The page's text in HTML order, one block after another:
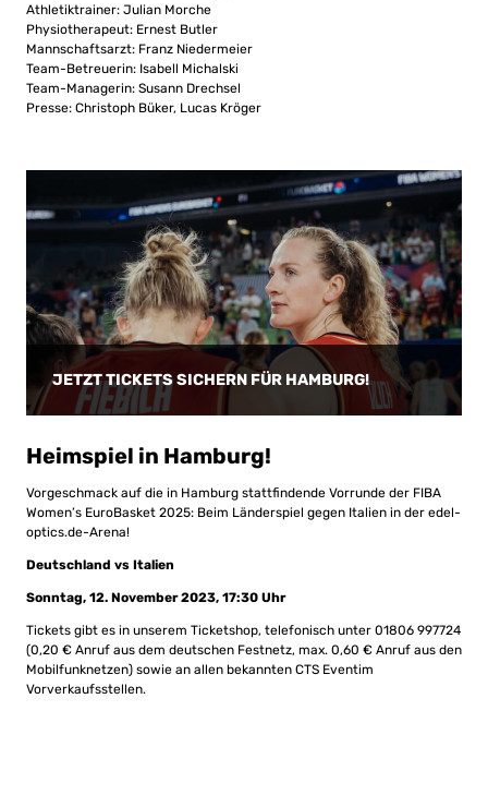
Athletiktrainer: Julian Morche
Physiotherapeut: Ernest Butler
Mannschaftsarzt: Franz Niedermeier
Team-Betreuerin: Isabell Michalski
Team-Managerin: Susann Drechsel
Presse: Christoph Büker, Lucas Kröger
JETZT TICKETS SICHERN FÜR HAMBURG!
Heimspiel in Hamburg!
Vorgeschmack auf die in Hamburg stattfindende Vorrunde der FIBA
Women’s EuroBasket 2025: Beim Länderspiel gegen Italien in der edel-
optics.de-Arena!
Deutschland vs Italien
Sonntag, 12. November 2023, 17:30 Uhr
Tickets gibt es in unserem Ticketshop, telefonisch unter 01806 997724
(0,20 € Anruf aus dem deutschen Festnetz, max. 0,60 € Anruf aus den
Mobilfunknetzen) sowie an allen bekannten CTS Eventim
Vorverkaufsstellen.